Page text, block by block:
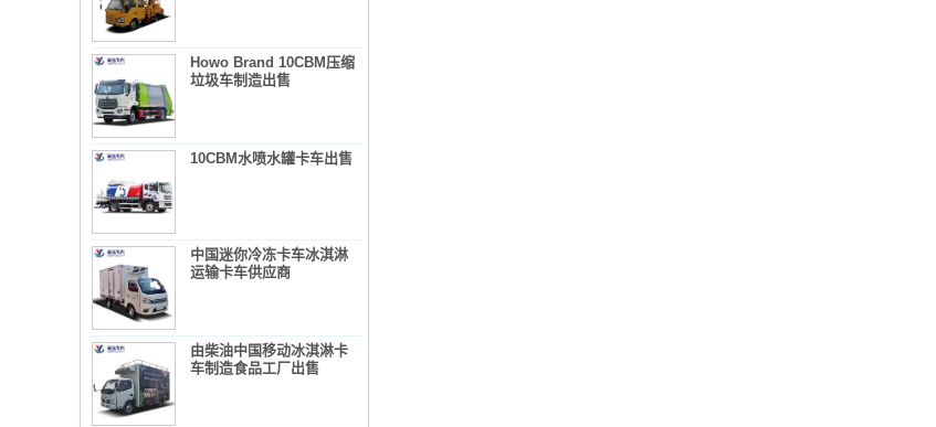
Howo Brand 10CBM压缩
垃圾车制造出售
10CBM水喷水罐卡车出售
中国迷你冷冻卡车冰淇淋
运输卡车供应商
由柴油中国移动冰淇淋卡
车制造食品工厂出售
使用混凝土搅拌机卡车所需的法规和预防措施
1）混凝土搅拌机卡车列表：
2）广告教师的管理要求